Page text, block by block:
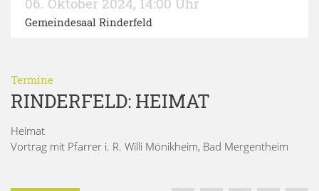
Gemeindesaal Rinderfeld
Termine
RINDERFELD: HEIMAT
Heimat
Vortrag mit Pfarrer i. R. Willi Mönikheim, Bad Mergentheim